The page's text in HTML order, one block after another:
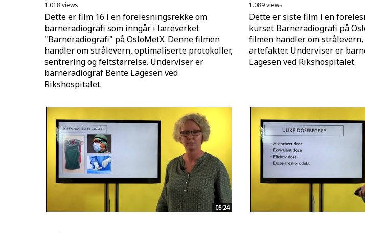
1.018 views
Dette er film 16 i en forelesningsrekke om
barneradiografi som inngår i læreverket
"Barneradiografi" på OsloMetX. Denne filmen
handler om strålevern, optimaliserte protokoller,
sentrering og feltstørrelse. Underviser er
barneradiograf Bente Lagesen ved
Rikshospitalet.
1.089 views
Dette er siste film i en
kurset Barneradiografi på
filmen handler om
artefakter. Underviser er
Lagesen ved Rikshospitalet.
05:24